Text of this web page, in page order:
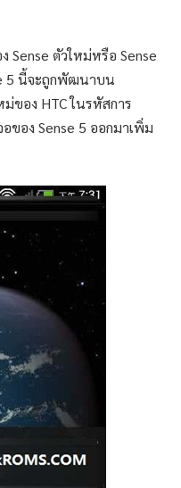
ตัวใหม่หรือ Sense
5 นี้จะถูกพัฒนาบน
ม่ของ HTC ในรหัสการ
อง Sense 5 ออกมาเพิ่ม